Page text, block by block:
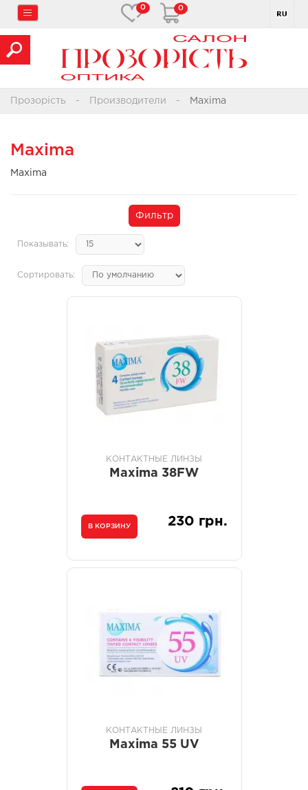
0 0
Прозорість Производители Maxima
Maxima
Maxima
Фильтр
Показывать:
Сортировать:
КОНТАКТНЫЕ ЛИНЗЫ
Maxima 38FW
В КОРЗИНУ 230 грн.
КОНТАКТНЫЕ ЛИНЗЫ
Maxima 55 UV